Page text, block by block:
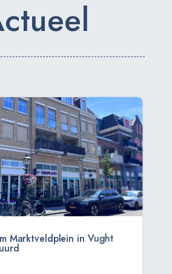
Marktveldplein in Vught